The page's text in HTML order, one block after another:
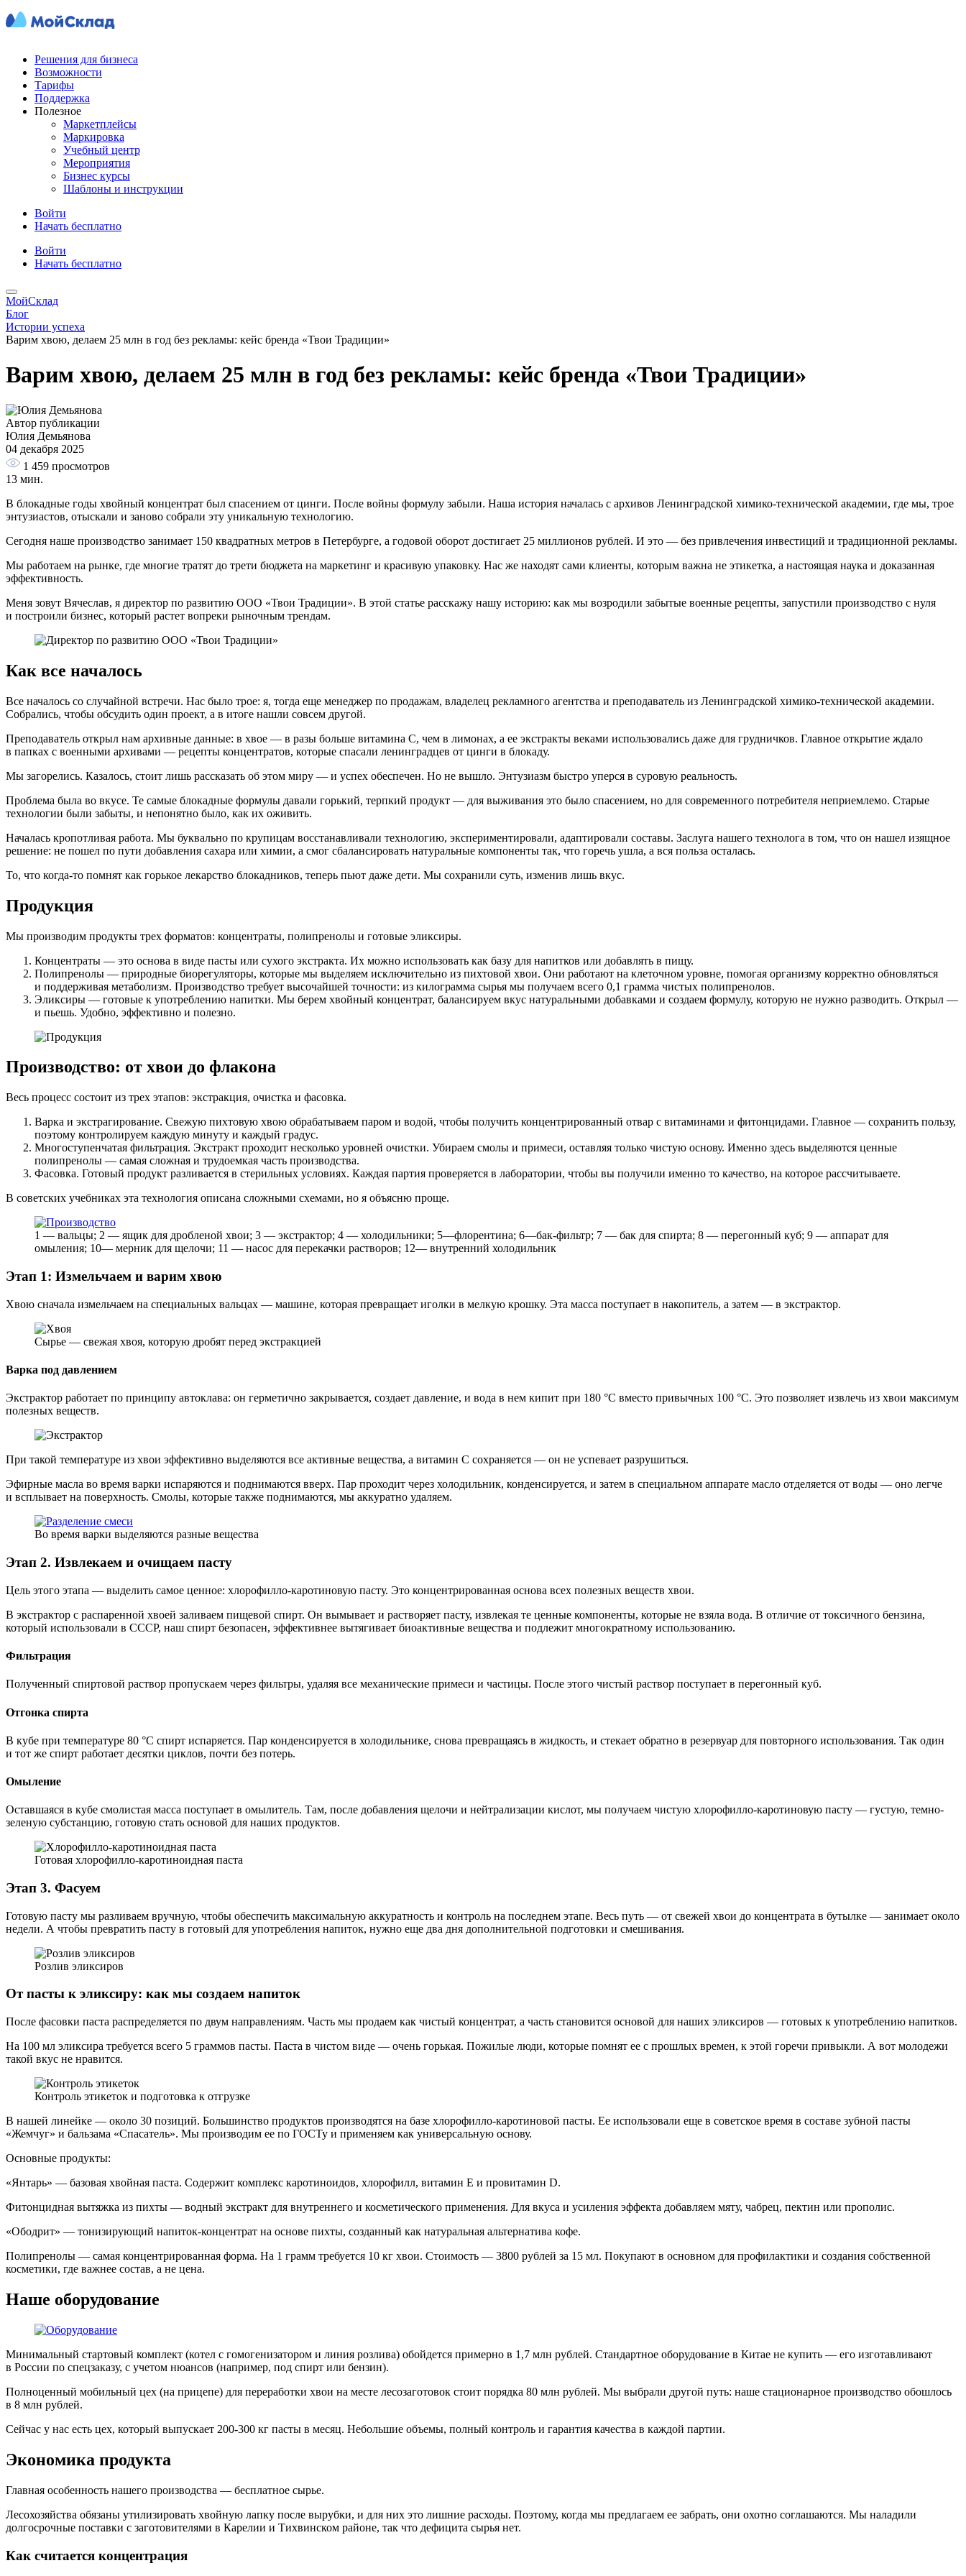
Решения для бизнеса
Возможности
Тарифы
Поддержка
Полезное
Маркетплейсы
Маркировка
Учебный центр
Мероприятия
Бизнес курсы
Шаблоны и инструкции
Войти
Начать бесплатно
Войти
Начать бесплатно
МойСклад
Блог
Истории успеха
Варим хвою, делаем 25 млн в год без рекламы: кейс бренда «Твои Традиции»
Варим хвою, делаем 25 млн в год без рекламы: кейс бренда «Твои Традиции»
Автор публикации
Юлия Демьянова
04 декабря 2025
1 459 просмотров
13 мин.
В блокадные годы хвойный концентрат был спасением от цинги. После войны формулу забыли. Наша история началась с архивов Ленинградской химико-технической академии, где мы, трое
энтузиастов, отыскали и заново собрали эту уникальную технологию.
Сегодня наше производство занимает 150 квадратных метров в Петербурге, а годовой оборот достигает 25 миллионов рублей. И это — без привлечения инвестиций и традиционной рекламы.
Мы работаем на рынке, где многие тратят до трети бюджета на маркетинг и красивую упаковку. Нас же находят сами клиенты, которым важна не этикетка, а настоящая наука и доказанная
эффективность.
Меня зовут Вячеслав, я директор по развитию ООО «Твои Традиции». В этой статье расскажу нашу историю: как мы возродили забытые военные рецепты, запустили производство с нуля
и построили бизнес, который растет вопреки рыночным трендам.
Как все началось
Все началось со случайной встречи. Нас было трое: я, тогда еще менеджер по продажам, владелец рекламного агентства и преподаватель из Ленинградской химико-технической академии.
Собрались, чтобы обсудить один проект, а в итоге нашли совсем другой.
Преподаватель открыл нам архивные данные: в хвое — в разы больше витамина С, чем в лимонах, а ее экстракты веками использовались даже для грудничков. Главное открытие ждало
в папках с военными архивами — рецепты концентратов, которые спасали ленинградцев от цинги в блокаду.
Мы загорелись. Казалось, стоит лишь рассказать об этом миру — и успех обеспечен. Но не вышло. Энтузиазм быстро уперся в суровую реальность.
Проблема была во вкусе. Те самые блокадные формулы давали горький, терпкий продукт — для выживания это было спасением, но для современного потребителя неприемлемо. Старые
технологии были забыты, и непонятно было, как их оживить.
Началась кропотливая работа. Мы буквально по крупицам восстанавливали технологию, экспериментировали, адаптировали составы. Заслуга нашего технолога в том, что он нашел изящное
решение: не пошел по пути добавления сахара или химии, а смог сбалансировать натуральные компоненты так, что горечь ушла, а вся польза осталась.
То, что когда-то помнят как горькое лекарство блокадников, теперь пьют даже дети. Мы сохранили суть, изменив лишь вкус.
Продукция
Мы производим продукты трех форматов: концентраты, полипренолы и готовые эликсиры.
Концентраты — это основа в виде пасты или сухого экстракта. Их можно использовать как базу для напитков или добавлять в пищу.
Полипренолы — природные биорегуляторы, которые мы выделяем исключительно из пихтовой хвои. Они работают на клеточном уровне, помогая организму корректно обновляться
и поддерживая метаболизм. Производство требует высочайшей точности: из килограмма сырья мы получаем всего 0,1 грамма чистых полипренолов.
Эликсиры — готовые к употреблению напитки. Мы берем хвойный концентрат, балансируем вкус натуральными добавками и создаем формулу, которую не нужно разводить. Открыл —
и пьешь. Удобно, эффективно и полезно.
Производство: от хвои до флакона
Весь процесс состоит из трех этапов: экстракция, очистка и фасовка.
Варка и экстрагирование. Свежую пихтовую хвою обрабатываем паром и водой, чтобы получить концентрированный отвар с витаминами и фитонцидами. Главное — сохранить пользу,
поэтому контролируем каждую минуту и каждый градус.
Многоступенчатая фильтрация. Экстракт проходит несколько уровней очистки. Убираем смолы и примеси, оставляя только чистую основу. Именно здесь выделяются ценные
полипренолы — самая сложная и трудоемкая часть производства.
Фасовка. Готовый продукт разливается в стерильных условиях. Каждая партия проверяется в лаборатории, чтобы вы получили именно то качество, на которое рассчитываете.
В советских учебниках эта технология описана сложными схемами, но я объясню проще.
1 — вальцы; 2 — ящик для дробленой хвои; 3 — экстрактор; 4 — холодильники; 5—флорентина; 6—бак-фильтр; 7 — бак для спирта; 8 — перегонный куб; 9 — аппарат для
омыления; 10— мерник для щелочи; 11 — насос для перекачки растворов; 12— внутренний холодильник
Этап 1: Измельчаем и варим хвою
Хвою сначала измельчаем на специальных вальцах — машине, которая превращает иголки в мелкую крошку. Эта масса поступает в накопитель, а затем — в экстрактор.
Сырье — свежая хвоя, которую дробят перед экстракцией
Варка под давлением
Экстрактор работает по принципу автоклава: он герметично закрывается, создает давление, и вода в нем кипит при 180 °C вместо привычных 100 °C. Это позволяет извлечь из хвои максимум
полезных веществ.
При такой температуре из хвои эффективно выделяются все активные вещества, а витамин С сохраняется — он не успевает разрушиться.
Эфирные масла во время варки испаряются и поднимаются вверх. Пар проходит через холодильник, конденсируется, и затем в специальном аппарате масло отделяется от воды — оно легче
и всплывает на поверхность. Смолы, которые также поднимаются, мы аккуратно удаляем.
Во время варки выделяются разные вещества
Этап 2. Извлекаем и очищаем пасту
Цель этого этапа — выделить самое ценное: хлорофилло-каротиновую пасту. Это концентрированная основа всех полезных веществ хвои.
В экстрактор с распаренной хвоей заливаем пищевой спирт. Он вымывает и растворяет пасту, извлекая те ценные компоненты, которые не взяла вода. В отличие от токсичного бензина,
который использовали в СССР, наш спирт безопасен, эффективнее вытягивает биоактивные вещества и подлежит многократному использованию.
Фильтрация
Полученный спиртовой раствор пропускаем через фильтры, удаляя все механические примеси и частицы. После этого чистый раствор поступает в перегонный куб.
Отгонка спирта
В кубе при температуре 80 °C спирт испаряется. Пар конденсируется в холодильнике, снова превращаясь в жидкость, и стекает обратно в резервуар для повторного использования. Так один
и тот же спирт работает десятки циклов, почти без потерь.
Омыление
Оставшаяся в кубе смолистая масса поступает в омылитель. Там, после добавления щелочи и нейтрализации кислот, мы получаем чистую хлорофилло-каротиновую пасту — густую, темно-
зеленую субстанцию, готовую стать основой для наших продуктов.
Готовая хлорофилло-каротиноидная паста
Этап 3. Фасуем
Готовую пасту мы разливаем вручную, чтобы обеспечить максимальную аккуратность и контроль на последнем этапе. Весь путь — от свежей хвои до концентрата в бутылке — занимает около
недели. А чтобы превратить пасту в готовый для употребления напиток, нужно еще два дня дополнительной подготовки и смешивания.
Розлив эликсиров
От пасты к эликсиру: как мы создаем напиток
После фасовки паста распределяется по двум направлениям. Часть мы продаем как чистый концентрат, а часть становится основой для наших эликсиров — готовых к употреблению напитков.
На 100 мл эликсира требуется всего 5 граммов пасты. Паста в чистом виде — очень горькая. Пожилые люди, которые помнят ее с прошлых времен, к этой горечи привыкли. А вот молодежи
такой вкус не нравится.
Контроль этикеток и подготовка к отгрузке
В нашей линейке — около 30 позиций. Большинство продуктов производятся на базе хлорофилло-каротиновой пасты. Ее использовали еще в советское время в составе зубной пасты
«Жемчуг» и бальзама «Спасатель». Мы производим ее по ГОСТу и применяем как универсальную основу.
Основные продукты:
«Янтарь» — базовая хвойная паста. Содержит комплекс каротиноидов, хлорофилл, витамин E и провитамин D.
Фитонцидная вытяжка из пихты — водный экстракт для внутреннего и косметического применения. Для вкуса и усиления эффекта добавляем мяту, чабрец, пектин или прополис.
«Ободрит» — тонизирующий напиток-концентрат на основе пихты, созданный как натуральная альтернатива кофе.
Полипренолы — самая концентрированная форма. На 1 грамм требуется 10 кг хвои. Стоимость — 3800 рублей за 15 мл. Покупают в основном для профилактики и создания собственной
косметики, где важнее состав, а не цена.
Наше оборудование
Минимальный стартовый комплект (котел с гомогенизатором и линия розлива) обойдется примерно в 1,7 млн рублей. Стандартное оборудование в Китае не купить — его изготавливают
в России по спецзаказу, с учетом нюансов (например, под спирт или бензин).
Полноценный мобильный цех (на прицепе) для переработки хвои на месте лесозаготовок стоит порядка 80 млн рублей. Мы выбрали другой путь: наше стационарное производство обошлось
в 8 млн рублей.
Сейчас у нас есть цех, который выпускает 200-300 кг пасты в месяц. Небольшие объемы, полный контроль и гарантия качества в каждой партии.
Экономика продукта
Главная особенность нашего производства — бесплатное сырье.
Лесохозяйства обязаны утилизировать хвойную лапку после вырубки, и для них это лишние расходы. Поэтому, когда мы предлагаем ее забрать, они охотно соглашаются. Мы наладили
долгосрочные поставки с заготовителями в Карелии и Тихвинском районе, так что дефицита сырья нет.
Как считается концентрация